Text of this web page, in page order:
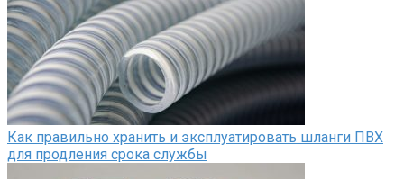
Как правильно хранить и эксплуатировать шланги ПВХ
для продления срока службы